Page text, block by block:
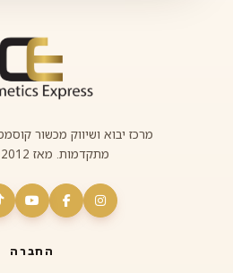
מרכז יבוא ושיווק מכשור
מתקדמות. מאז 2012 בישראל.
החברה